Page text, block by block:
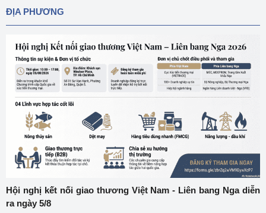
ĐỊA PHƯƠNG
Hội nghị kết nối giao thương Việt Nam - Liên bang Nga diễn
ra ngày 5/8